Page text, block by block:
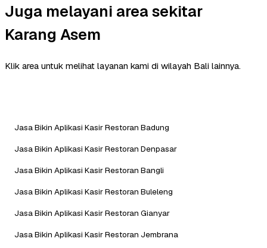
Juga melayani area sekitar
Karang Asem
Klik area untuk melihat layanan kami di wilayah Bali lainnya.
Jasa Bikin Aplikasi Kasir Restoran Badung
Jasa Bikin Aplikasi Kasir Restoran Denpasar
Jasa Bikin Aplikasi Kasir Restoran Bangli
Jasa Bikin Aplikasi Kasir Restoran Buleleng
Jasa Bikin Aplikasi Kasir Restoran Gianyar
Jasa Bikin Aplikasi Kasir Restoran Jembrana